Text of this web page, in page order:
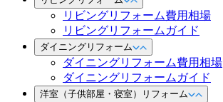
リビングリフォーム費用相場
リビングリフォームガイド
ダイニングリフォーム
ダイニングリフォーム費用相場
ダイニングリフォームガイド
洋室（子供部屋・寝室）リフォーム